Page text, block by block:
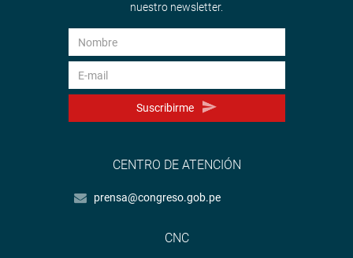
nuestro newsletter.
Suscribirme
CENTRO DE ATENCIÓN
prensa@congreso.gob.pe
CNC